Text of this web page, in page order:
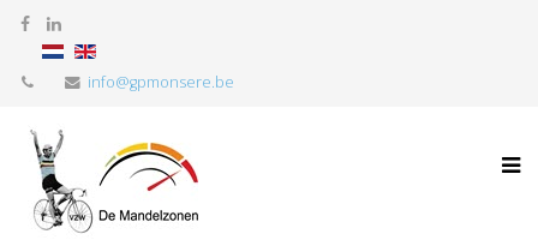
info@gpmonsere.be